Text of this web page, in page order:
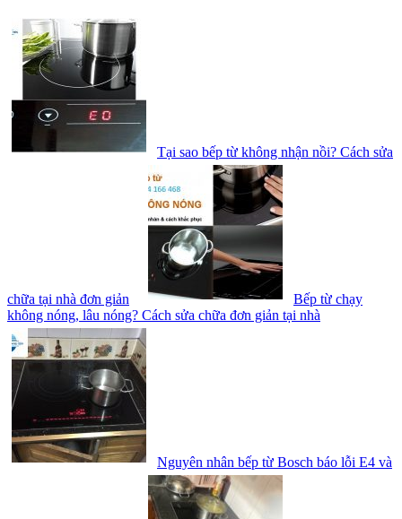
Tại sao bếp từ không nhận nồi? Cách sửa
chữa tại nhà đơn giản
Bếp từ chạy
không nóng, lâu nóng? Cách sửa chữa đơn giản tại nhà
Nguyên nhân bếp từ Bosch báo lỗi E4 và